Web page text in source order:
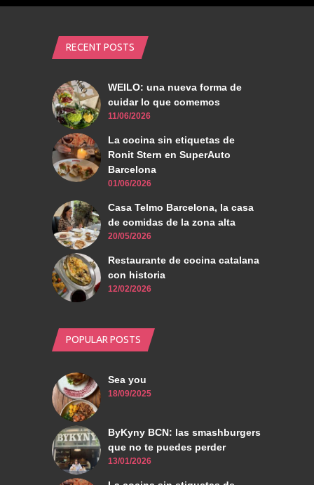
RECENT POSTS
WEILO: una nueva forma de
cuidar lo que comemos
11/06/2026
La cocina sin etiquetas de
Ronit Stern en SuperAuto
Barcelona
01/06/2026
Casa Telmo Barcelona, la casa
de comidas de la zona alta
20/05/2026
Restaurante de cocina catalana
con historia
12/02/2026
POPULAR POSTS
Sea you
18/09/2025
ByKyny BCN: las smashburgers
que no te puedes perder
13/01/2026